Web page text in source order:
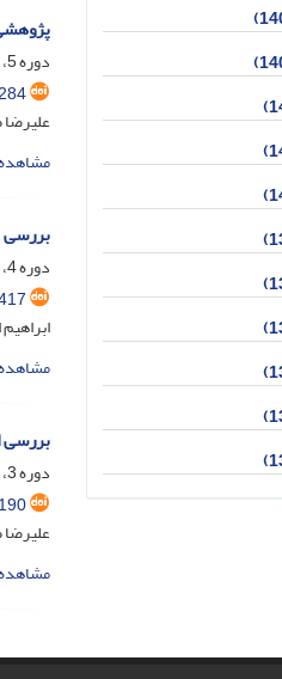
دوره 5، شماره 2، اسفند 1398، صفحه
بررسی
دوره 4، شماره 1، فروردین 1397، صفحه
بررسی
دوره 3، شماره 1، فروردین 1396، صفحه